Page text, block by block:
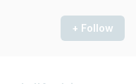
+ Follow